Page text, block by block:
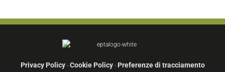
Privacy Policy- Cookie Policy- Preferenze di tracciamento